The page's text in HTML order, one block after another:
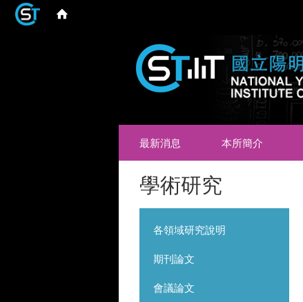
最新消息 本所簡介
學術研究
各領域研究說明
期刊論文
會議論文